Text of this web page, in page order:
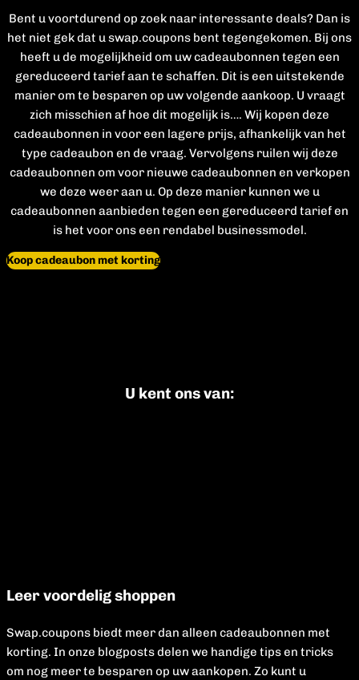
Bent u voortdurend op zoek naar interessante deals? Dan is
het niet gek dat u swap.coupons bent tegengekomen. Bij ons
heeft u de mogelijkheid om uw cadeaubonnen tegen een
gereduceerd tarief aan te schaffen. Dit is een uitstekende
manier om te besparen op uw volgende aankoop. U vraagt
zich misschien af hoe dit mogelijk is…. Wij kopen deze
cadeaubonnen in voor een lagere prijs, afhankelijk van het
type cadeaubon en de vraag. Vervolgens ruilen wij deze
cadeaubonnen om voor nieuwe cadeaubonnen en verkopen
we deze weer aan u. Op deze manier kunnen we u
cadeaubonnen aanbieden tegen een gereduceerd tarief en
is het voor ons een rendabel businessmodel.
Koop cadeaubon met korting
U kent ons van:
Leer voordelig shoppen
Swap.coupons biedt meer dan alleen cadeaubonnen met
korting. In onze blogposts delen we handige tips en tricks
om nog meer te besparen op uw aankopen. Zo kunt u